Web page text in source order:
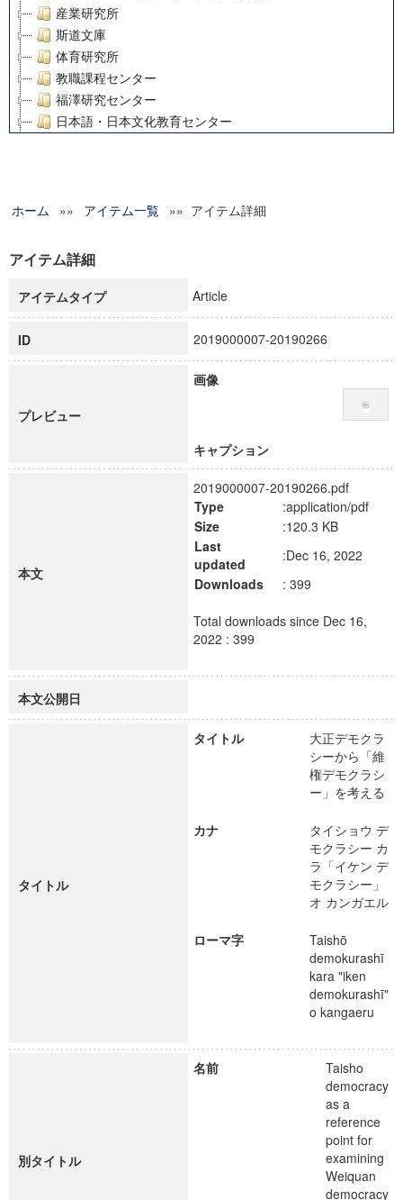
産業研究所
斯道文庫
体育研究所
教職課程センター
福澤研究センター
日本語・日本文化教育センター
グローバルリサーチインスティテュート
科学研究費補助金研究成果報告書
慶應義塾大学グローバルCOEプログラム市民社会ガバナンス
慶應義塾大学グローバルCOEプログラム論理と感性の先端的
博士課程教育リーディングプログラム「超成熟社会発展のサ
学術雑誌掲載論文等(8)
ホーム »» アイテム一覧 »» アイテム詳細
アイテム詳細
アイテムタイプ Article
ID 2019000007-20190266
プレビュー
画像
キャプション
本文
2019000007-20190266.pdf
Type
:application/pdf
Size
:120.3 KB
Last
updated
:Dec 16, 2022
Downloads
: 399
Total downloads since Dec 16,
2022 : 399
本文公開日
タイトル
タイトル
大正デモクラ
シーから「維
権デモクラシ
ー」を考える
カナ
タイショウ デ
モクラシー カ
ラ「イケン デ
モクラシー」
オ カンガエル
ローマ字
Taishō
demokurashī
kara "iken
demokurashī"
o kangaeru
別タイトル
名前
Taisho
democracy
as a
reference
point for
examining
Weiquan
democracy